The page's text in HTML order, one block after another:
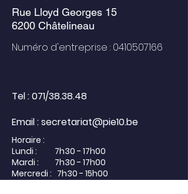
Rue Lloyd Georges 15
6200 Châtelineau
Numéro d'entreprise : 0410507166
Tel : 071/38.38.48
Email :secretariat@pie10.be
Horaire :
Lundi : 7h30 - 17h00
Mardi : 7h30 - 17h00
Mercredi : 7h30 - 15h00